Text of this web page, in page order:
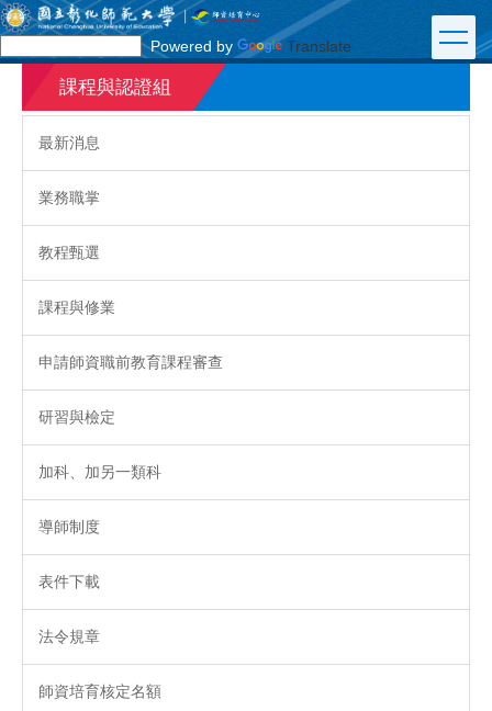
跳
到
主
內
Powered by Translate
課程與認證組
最新消息
業務職掌
教程甄選
課程與修業
申請師資職前教育課程審查
研習與檢定
加科、加另一類科
導師制度
表件下載
法令規章
師資培育核定名額